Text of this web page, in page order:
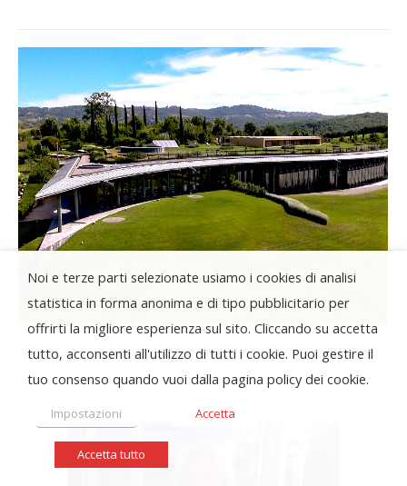
Noi e terze parti selezionate usiamo i cookies di analisi
statistica in forma anonima e di tipo pubblicitario per
offrirti la migliore esperienza sul sito. Cliccando su accetta
tutto, acconsenti all'utilizzo di tutti i cookie. Puoi gestire il
tuo consenso quando vuoi dalla pagina policy dei cookie.
Impostazioni Accetta
Accetta tutto